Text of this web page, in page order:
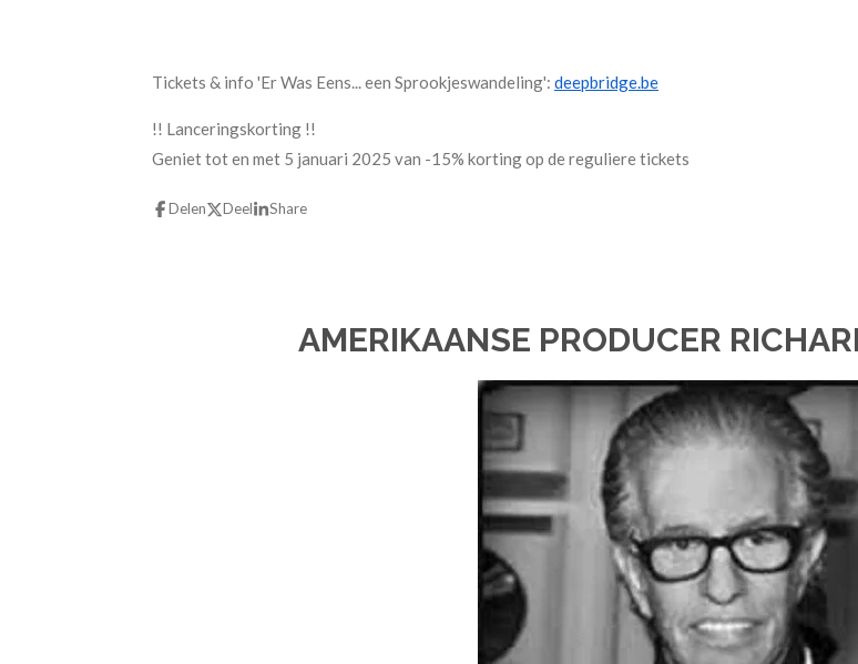
Tickets & info 'Er Was Eens... een Sprookjeswandeling': deepbridge.be
!! Lanceringskorting !!
Geniet tot en met 5 januari 2025 van -15% korting op de reguliere tickets
Delen Deel Share
AMERIKAANSE PRODUCER